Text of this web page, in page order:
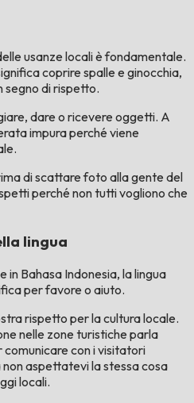
usanze locali è fondamentale.
coprire spalle e ginocchia,
segno di rispetto.
dare o ricevere oggetti. A
impura perché viene
di scattare foto alla gente del
perché non tutti vogliono che
lingua
in Bahasa Indonesia, la lingua
per favore o aiuto.
rispetto per la cultura locale.
nelle zone turistiche parla
con i visitatori
aspettatevi la stessa cosa
locali.